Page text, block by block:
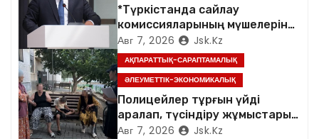
и
с
я
м
*Түркістанда сайлау
комиссияларының мүшелеріне
арналған семинар өтті*
Авг 7, 2026 Jsk.kz
АҚПАРАТТЫҚ-САРАПТАМАЛЫҚ
ӘЛЕУМЕТТІК-ЭКОНОМИКАЛЫҚ
Полицейлер тұрғын үйді
аралап, түсіндіру жұмыстарын
жүргізді
Авг 7, 2026 Jsk.kz